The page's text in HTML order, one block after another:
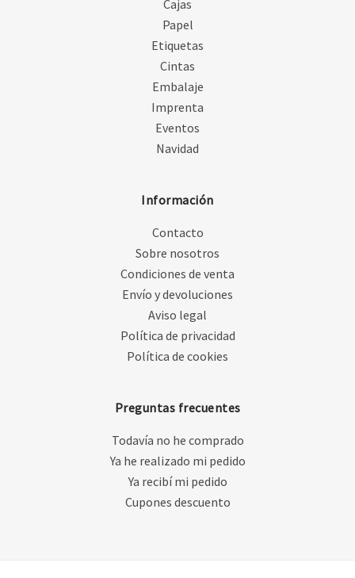
Cajas
Papel
Etiquetas
Cintas
Embalaje
Imprenta
Eventos
Navidad
Información
Contacto
Sobre nosotros
Condiciones de venta
Envío y devoluciones
Aviso legal
Política de privacidad
Política de cookies
Preguntas frecuentes
Todavía no he comprado
Ya he realizado mi pedido
Ya recibí mi pedido
Cupones descuento